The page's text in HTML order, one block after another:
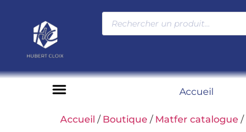
Accueil
Accueil / Boutique / Matfer catalogue /